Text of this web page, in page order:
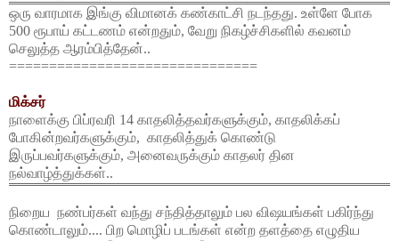
ஒரு வாரமாக இங்கு விமானக் கண்காட்சி நடந்தது. உள்ளே போக
500 ரூபாய் கட்டணம் என்றதும், வேறு நிகழ்ச்சிகளில் கவனம்
செலுத்த ஆரம்பித்தேன்..
===============================
மிக்சர்
நாளைக்கு பிப்ரவரி 14 காதலித்தவர்களுக்கும், காதலிக்கப்
போகின்றவர்களுக்கும், காதலித்துக் கொண்டு
இருப்பவர்களுக்கும், அனைவருக்கும் காதலர் தின
நல்வாழ்த்துக்கள்..
நிறைய நண்பர்கள் வந்து சந்தித்தாலும் பல விஷயங்கள் பகிர்ந்து
கொண்டாலும்.... பிற மொழிப் படங்கள் என்ற தளத்தை எழுதிய